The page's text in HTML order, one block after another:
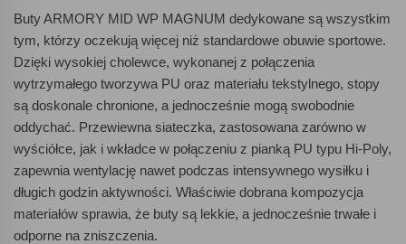
Buty ARMORY MID WP MAGNUM dedykowane są wszystkim
tym, którzy oczekują więcej niż standardowe obuwie sportowe.
Dzięki wysokiej cholewce, wykonanej z połączenia
wytrzymałego tworzywa PU oraz materiału tekstylnego, stopy
są doskonale chronione, a jednocześnie mogą swobodnie
oddychać. Przewiewna siateczka, zastosowana zarówno w
wyściółce, jak i wkładce w połączeniu z pianką PU typu Hi-Poly,
zapewnia wentylację nawet podczas intensywnego wysiłku i
długich godzin aktywności. Właściwie dobrana kompozycja
materiałów sprawia, że buty są lekkie, a jednocześnie trwałe i
odporne na zniszczenia.